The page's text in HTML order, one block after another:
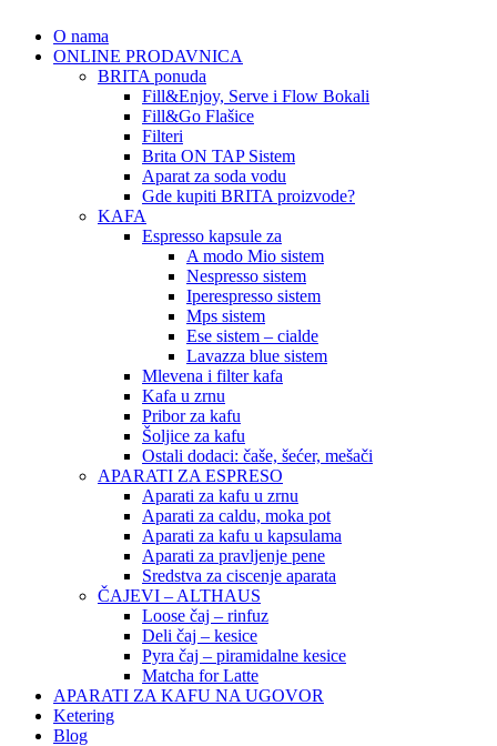
O nama
ONLINE PRODAVNICA
BRITA ponuda
Fill&Enjoy, Serve i Flow Bokali
Fill&Go Flašice
Filteri
Brita ON TAP Sistem
Aparat za soda vodu
Gde kupiti BRITA proizvode?
KAFA
Espresso kapsule za
A modo Mio sistem
Nespresso sistem
Iperespresso sistem
Mps sistem
Ese sistem – cialde
Lavazza blue sistem
Mlevena i filter kafa
Kafa u zrnu
Pribor za kafu
Šoljice za kafu
Ostali dodaci: čaše, šećer, mešači
APARATI ZA ESPRESO
Aparati za kafu u zrnu
Aparati za caldu, moka pot
Aparati za kafu u kapsulama
Aparati za pravljenje pene
Sredstva za ciscenje aparata
ČAJEVI – ALTHAUS
Loose čaj – rinfuz
Deli čaj – kesice
Pyra čaj – piramidalne kesice
Matcha for Latte
APARATI ZA KAFU NA UGOVOR
Ketering
Blog